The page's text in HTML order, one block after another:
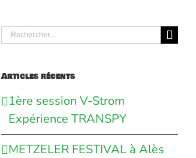
Rechercher:
Articles récents
1ère session V-Strom
Expérience TRANSPY
METZELER FESTIVAL à Alès